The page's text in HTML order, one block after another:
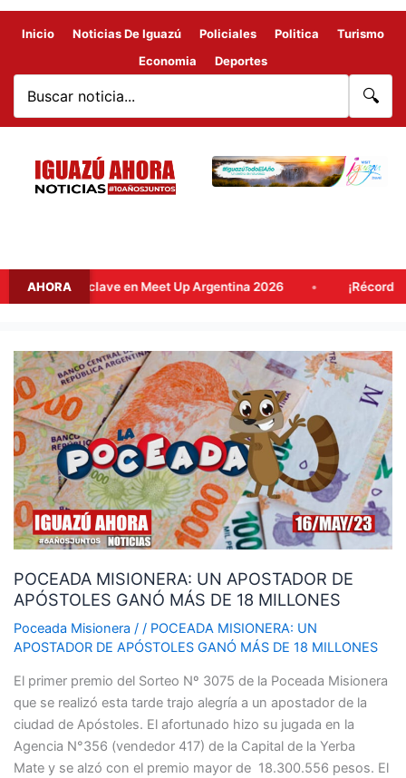
Inicio Noticias De Iguazú Policiales Politica
Turismo
Economia
Deportes
🔍
AHORA
clave en Meet Up Argentina 2026 ¡Récord
POCEADA MISIONERA: UN APOSTADOR DE
APÓSTOLES GANÓ MÁS DE 18 MILLONES
Poceada Misionera / / POCEADA MISIONERA: UN
APOSTADOR DE APÓSTOLES GANÓ MÁS DE 18 MILLONES
El primer premio del Sorteo Nº 3075 de la Poceada Misionera
que se realizó esta tarde trajo alegría a un apostador de la
ciudad de Apóstoles. El afortunado hizo su jugada en la
Agencia N°356 (vendedor 417) de la Capital de la Yerba
Mate y se alzó con el premio mayor de 18.300.556 pesos. El
POCEADA
MISIONERA:
UN
APOSTADOR
DE
APÓSTOLES
GANÓ
MÁS
DE
MILLONES